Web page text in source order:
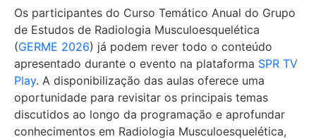
Os participantes do Curso Temático Anual do Grupo
de Estudos de Radiologia Musculoesquelética
(GERME 2026) já podem rever todo o conteúdo
apresentado durante o evento na plataforma SPR TV
Play. A disponibilização das aulas oferece uma
oportunidade para revisitar os principais temas
discutidos ao longo da programação e aprofundar
conhecimentos em Radiologia Musculoesquelética,